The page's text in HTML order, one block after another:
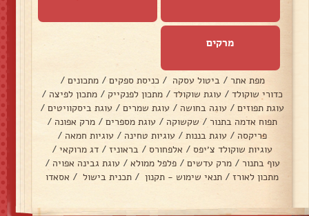
מרקים
מפת אתר / ביטול עסקה / כניסת ספקים / מתכונים /
כדורי שוקולד / עוגת שוקולד / מתכון לפנקייק / מתכון לפיצה /
עוגת תפוזים / עוגה בחושה / עוגת שמרים / עוגת ביסקוויטים /
תפוח אדמה בתנור / שקשוקה / עוגת מספרים / מרק אפונה /
פריקסה / עוגת בננות / עוגיות טחינה / עוגיות חמאה /
עוגיות שוקולד צ׳יפס / אלפחורס / בראוניז / דג מרוקאי /
עוף בתנור / מרק עדשים / פלפל ממולא / עוגת גבינה אפויה /
מתכון לאורז / תנאי שימוש - תקנון / תכנית בישול / אסאדו